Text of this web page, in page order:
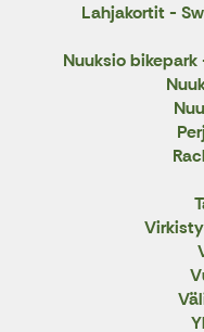
Lahjakortit -
Nuuksio